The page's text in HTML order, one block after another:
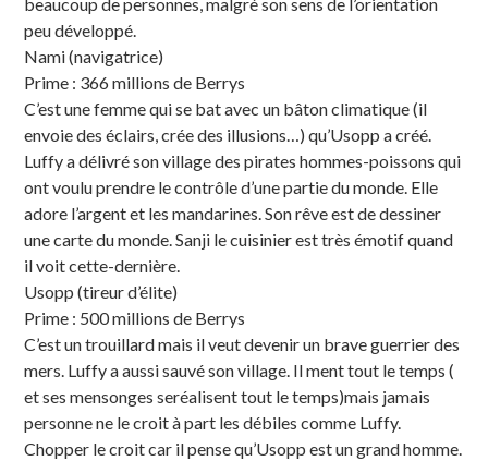
peu développé.
Nami (navigatrice)
Prime : 366 millions de Berrys
C’est une femme qui se bat avec un bâton climatique (il
envoie des éclairs, crée des illusions…) qu’Usopp a créé.
Luffy a délivré son village des pirates hommes-poissons qui
ont voulu prendre le contrôle d’une partie du monde. Elle
adore l’argent et les mandarines. Son rêve est de dessiner
une carte du monde. Sanji le cuisinier est très émotif quand
il voit cette-dernière.
Usopp (tireur d’élite)
Prime : 500 millions de Berrys
C’est un trouillard mais il veut devenir un brave guerrier des
mers. Luffy a aussi sauvé son village. Il ment tout le temps (
et ses mensonges seréalisent tout le temps)mais jamais
personne ne le croit à part les débiles comme Luffy.
Chopper le croit car il pense qu’Usopp est un grand homme.